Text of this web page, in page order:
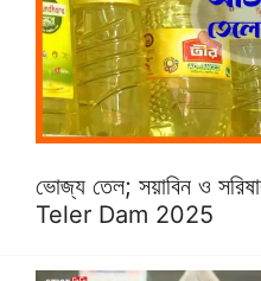
ভোজ্য তেল; সয়াবিন ও
Teler Dam 2025